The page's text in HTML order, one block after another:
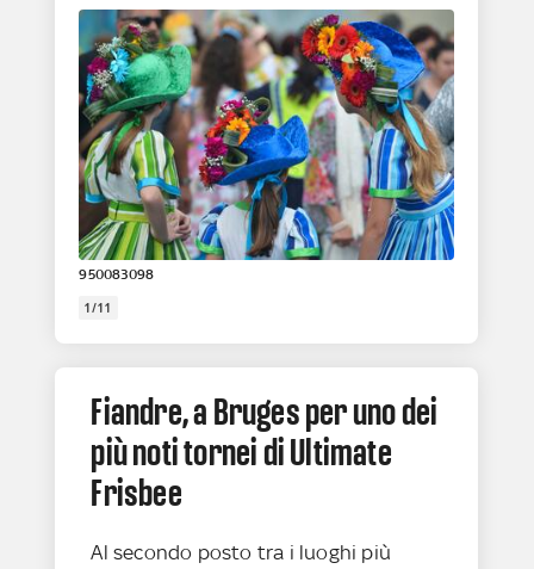
950083098
1/11
Fiandre, a Bruges per uno dei
più noti tornei di Ultimate
Frisbee
Al secondo posto tra i luoghi più